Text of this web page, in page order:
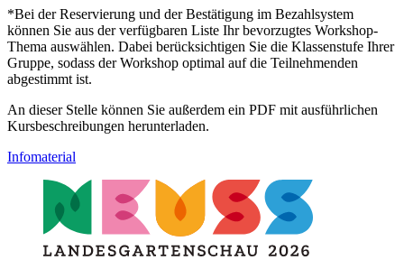
*Bei der Reservierung und der Bestätigung im Bezahlsystem
können Sie aus der verfügbaren Liste Ihr bevorzugtes Workshop-
Thema auswählen. Dabei berücksichtigen Sie die Klassenstufe Ihrer
Gruppe, sodass der Workshop optimal auf die Teilnehmenden
abgestimmt ist.
An dieser Stelle können Sie außerdem ein PDF mit ausführlichen
Kursbeschreibungen herunterladen.
Infomaterial